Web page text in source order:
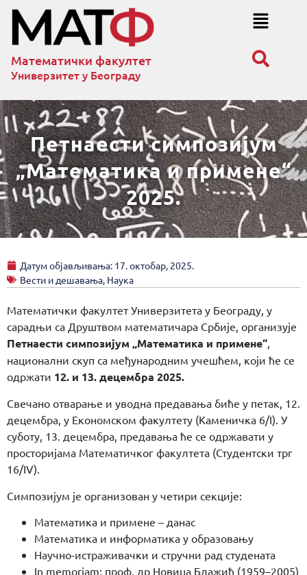
Математички факултет
Универзитет у Београду
Петнаести симпозијум
„Математика и примене“
2025.
Датум објављивања: 17. октобар, 2025.
Вести и дешавања, Наука
Математички факултет Универзитета у Београду, у
сарадњи са Друштвом математичара Србије, организује
Петнаести симпозијум „Математика и примене“
национални скуп са међународним учешћем, који ће се
одржати 12. и 13. децембра 2025.
Свечано отварање и уводна предавања биће у петак, 12.
децембра, у Економском факултету (Каменичка 6/I). У
суботу, 13. децембра, предавања ће се одржавати у
просторијама Математичког факултета (Студентски трг
16/IV).
Симпозијум је организован у четири секције:
Математика и примене – данас
Математика и информатика у образовању
Научно-истраживачки и стручни рад студената
In memoriam: проф. др Новица Блажић (1959–2005)